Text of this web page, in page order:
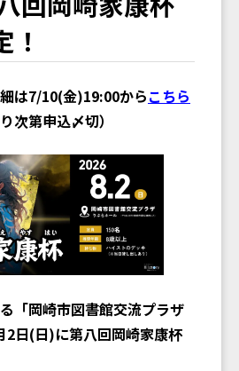
は7/10(金)19:00からこちら
次第申込〆切）
「岡崎市図書館交流プラザ
2日(日)に第八回岡崎家康杯